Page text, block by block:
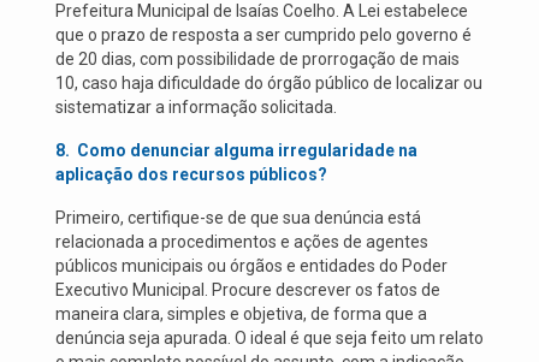
Prefeitura Municipal de Isaías Coelho. A Lei estabelece
que o prazo de resposta a ser cumprido pelo governo é
de 20 dias, com possibilidade de prorrogação de mais
10, caso haja dificuldade do órgão público de localizar ou
sistematizar a informação solicitada.
8. Como denunciar alguma irregularidade na
aplicação dos recursos públicos?
Primeiro, certifique-se de que sua denúncia está
relacionada a procedimentos e ações de agentes
públicos municipais ou órgãos e entidades do Poder
Executivo Municipal. Procure descrever os fatos de
maneira clara, simples e objetiva, de forma que a
denúncia seja apurada. O ideal é que seja feito um relato